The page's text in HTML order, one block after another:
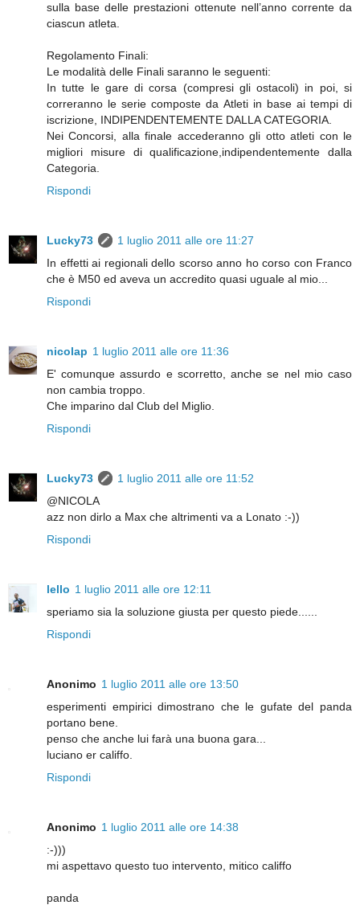
sulla base delle prestazioni ottenute nell’anno corrente da
ciascun atleta.
Regolamento Finali:
Le modalità delle Finali saranno le seguenti:
In tutte le gare di corsa (compresi gli ostacoli) in poi, si
correranno le serie composte da Atleti in base ai tempi di
iscrizione, INDIPENDENTEMENTE DALLA CATEGORIA.
Nei Concorsi, alla finale accederanno gli otto atleti con le
migliori misure di qualificazione,indipendentemente dalla
Categoria.
Rispondi
Lucky73
1 luglio 2011 alle ore 11:27
In effetti ai regionali dello scorso anno ho corso con Franco
che è M50 ed aveva un accredito quasi uguale al mio...
Rispondi
nicolap 1 luglio 2011 alle ore 11:36
E' comunque assurdo e scorretto, anche se nel mio caso
non cambia troppo.
Che imparino dal Club del Miglio.
Rispondi
Lucky73
1 luglio 2011 alle ore 11:52
@NICOLA
azz non dirlo a Max che altrimenti va a Lonato :-))
Rispondi
lello 1 luglio 2011 alle ore 12:11
speriamo sia la soluzione giusta per questo piede......
Rispondi
Anonimo 1 luglio 2011 alle ore 13:50
esperimenti empirici dimostrano che le gufate del panda
portano bene.
penso che anche lui farà una buona gara...
luciano er califfo.
Rispondi
Anonimo 1 luglio 2011 alle ore 14:38
:-)))
mi aspettavo questo tuo intervento, mitico califfo
panda